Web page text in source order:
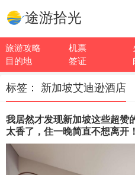
途游拾光
旅游攻略 机票
目的地
签证
标签： 新加坡艾迪逊酒店
我居然才发现新加坡这些超赞
太香了，住一晚简直不想离开！